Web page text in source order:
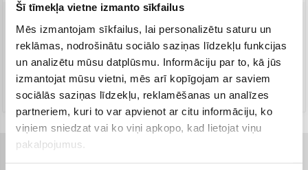
Šī tīmekļa vietne izmanto sīkfailus
Mēs izmantojam sīkfailus, lai personalizētu saturu un
reklāmas, nodrošinātu sociālo saziņas līdzekļu funkcijas
un analizētu mūsu datplūsmu. Informāciju par to, kā jūs
izmantojat mūsu vietni, mēs arī kopīgojam ar saviem
sociālās saziņas līdzekļu, reklamēšanas un analīzes
partneriem, kuri to var apvienot ar citu informāciju, ko
viņiem sniedzat vai ko viņi apkopo, kad lietojat viņu
pakalpojumus.
Venipak Kurjers (8,99 €)
Apmaksā pilnu summu skaidrā naudā piegādes brīdī.
Augusts 10d. - Augusts 11d.
DPD kurjers (9,99 €)
Augusts 10d. - Augusts 11d.